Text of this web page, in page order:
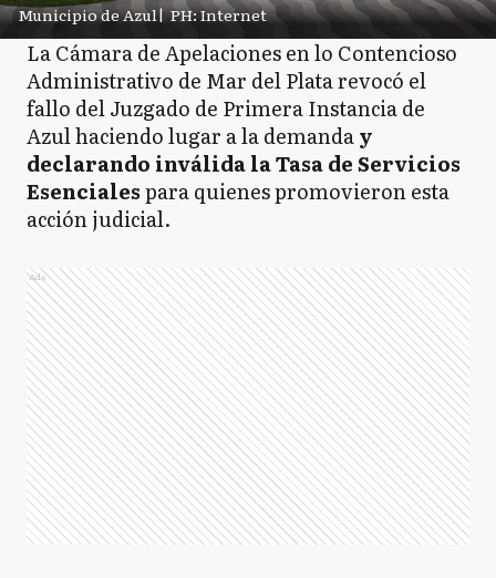
Municipio de Azul| PH: Internet
La Cámara de Apelaciones en lo Contencioso
Administrativo de Mar del Plata revocó el
fallo del Juzgado de Primera Instancia de
Azul haciendo lugar a la demanday
declarando inválida la Tasa de Servicios
Esencialespara quienes promovieron esta
acción judicial.
Ads